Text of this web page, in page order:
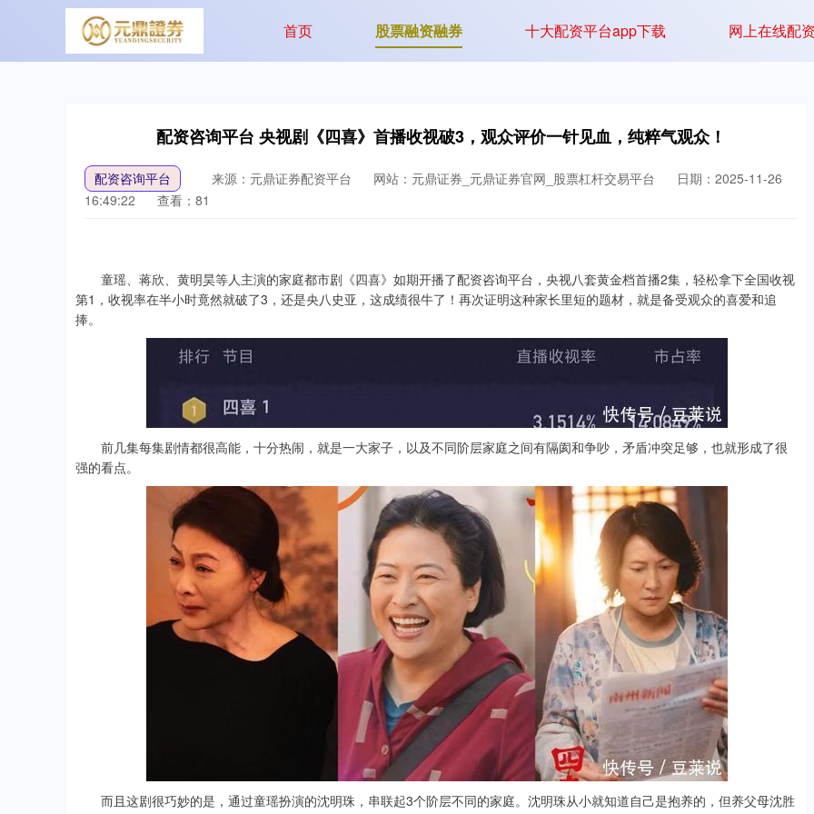
首页 股票融资融券 十大配资平台app下载 网上在线配
配资咨询平台 央视剧《四喜》首播收视破3，观众评价一针见血，纯粹气观众！
配资咨询平台 来源：元鼎证券配资平台 网站：元鼎证券_元鼎证券官网_股票杠杆交易平台
日期：2025-11-26
16:49:22
查看：81
童瑶、蒋欣、黄明昊等人主演的家庭都市剧《四喜》如期开播了配资咨询平台，央视八套黄金档首播2集，轻松拿下全国收视
第1，收视率在半小时竟然就破了3，还是央八史亚，这成绩很牛了！再次证明这种家长里短的题材，就是备受观众的喜爱和追
捧。
前几集每集剧情都很高能，十分热闹，就是一大家子，以及不同阶层家庭之间有隔阂和争吵，矛盾冲突足够，也就形成了很
强的看点。
而且这剧很巧妙的是，通过童瑶扮演的沈明珠，串联起3个阶层不同的家庭。沈明珠从小就知道自己是抱养的，但养父母沈胜